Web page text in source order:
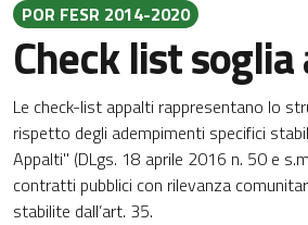
POR FESR 2014-2020
Check list
Le check-list appalti rappresentano lo
rispetto degli adempimenti specifici
Appalti" (DLgs. 18 aprile 2016 n. 50 e
contratti pubblici con rilevanza
stabilite dall’art. 35.